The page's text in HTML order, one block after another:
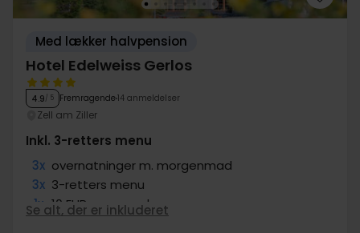
Med lækker halvpension
Hotel Edelweiss Gerlos
4.9/ 5 Fremragende14 anmeldelser
Zell am Ziller
Inkl. 3-retters menu
3x overnatninger m. morgenmad
3x 3-retters menu
1x 10 EUR massagekupon
Se alt, der er inkluderet